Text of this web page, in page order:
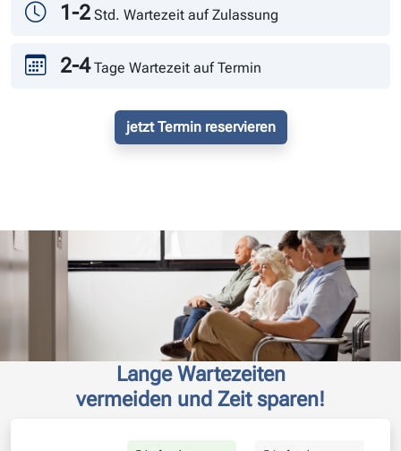
1-2 Std. Wartezeit auf Zulassung
2-4 Tage Wartezeit auf Termin
jetzt Termin reservieren
Lange Wartezeiten
vermeiden und Zeit sparen!